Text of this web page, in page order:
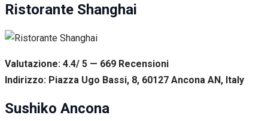
Ristorante Shanghai
Valutazione: 4.4/ 5 — 669 Recensioni
Indirizzo: Piazza Ugo Bassi, 8, 60127 Ancona AN, Italy
Sushiko Ancona